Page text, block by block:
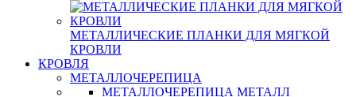
МЕТАЛЛИЧЕСКИЕ ПЛАНКИ ДЛЯ МЯГКОЙ
КРОВЛИ
КРОВЛЯ
МЕТАЛЛОЧЕРЕПИЦА
МЕТАЛЛОЧЕРЕПИЦА МЕТАЛЛ